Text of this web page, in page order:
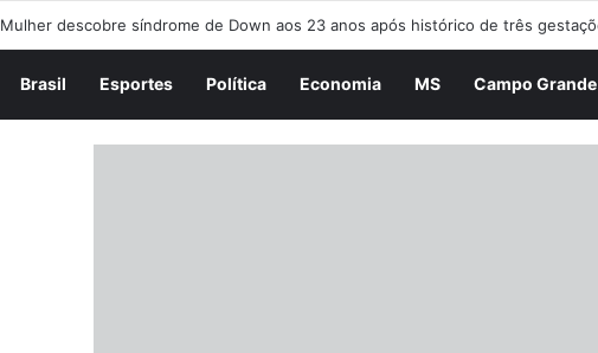
JORNAL DA MANHÃ – 08/08/26
Brasil Esportes Política Economia MS Campo Grande